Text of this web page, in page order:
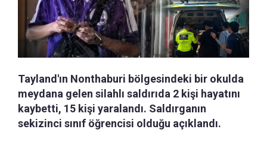
Tayland'ın Nonthaburi bölgesindeki bir okulda
meydana gelen silahlı saldırıda 2 kişi hayatını
kaybetti, 15 kişi yaralandı. Saldırganın
sekizinci sınıf öğrencisi olduğu açıklandı.